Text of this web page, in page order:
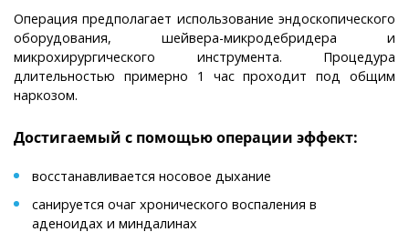
Операция предполагает использование эндоскопического
оборудования, шейвера-микродебридера и
микрохирургического инструмента. Процедура
длительностью примерно 1 час проходит под общим
наркозом.
Достигаемый с помощью операции эффект:
восстанавливается носовое дыхание
санируется очаг хронического воспаления в
аденоидах и миндалинах